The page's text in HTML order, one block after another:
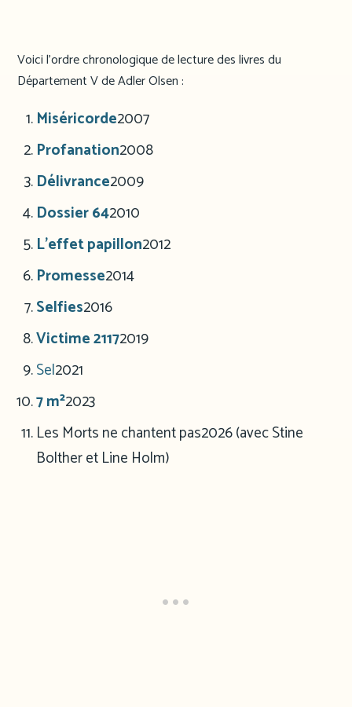
Voici l’ordre chronologique de lecture des livres du
Département V de Adler Olsen :
Miséricorde2007
Profanation2008
Délivrance2009
Dossier 642010
L’effet papillon2012
Promesse2014
Selfies2016
Victime 21172019
Sel2021
7 m²2023
Les Morts ne chantent pas2026 (avec Stine
Bolther et Line Holm)